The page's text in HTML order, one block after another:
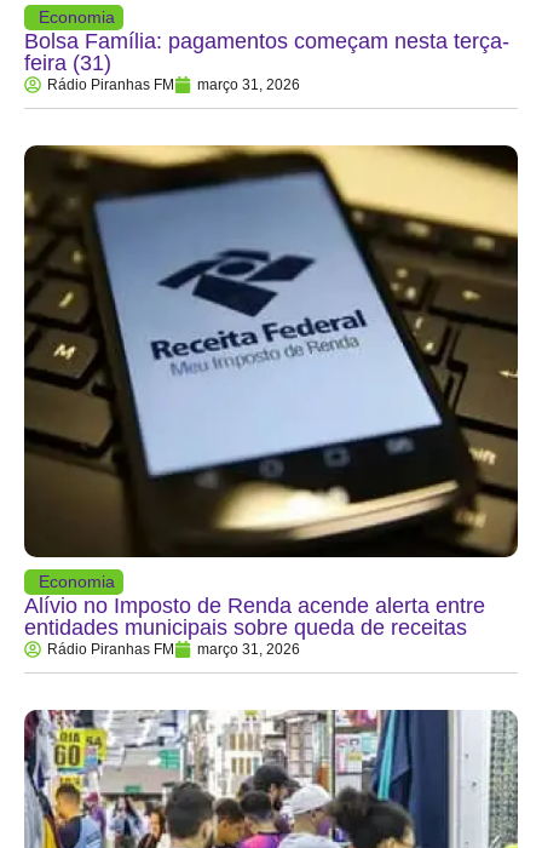
Economia
Bolsa Família: pagamentos começam nesta terça-
feira (31)
Rádio Piranhas FM março 31, 2026
Economia
Alívio no Imposto de Renda acende alerta entre
entidades municipais sobre queda de receitas
Rádio Piranhas FM março 31, 2026